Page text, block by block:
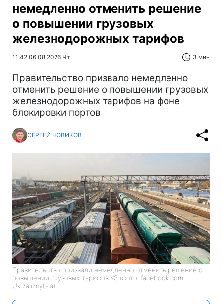
немедленно отменить решение
о повышении грузовых
железнодорожных тарифов
11:42 06.08.2026 Чт 3 мин
Правительство призвало немедленно
отменить решение о повышении грузовых
железнодорожных тарифов на фоне
блокировки портов
СЕРГЕЙ НОВИКОВ
Правительство призвали немедленно отменить решение о
повышении грузовых тарифов УЗ (фото: facebook com
Ukrzaliznytsia)